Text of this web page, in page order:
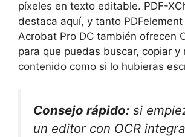
píxeles en texto editable. PDF-
destaca aquí, y tanto
Acrobat Pro DC también ofrecen
para que puedas buscar, copiar y
contenido como si lo hubieras
Consejo rápido: si
un editor con OCR